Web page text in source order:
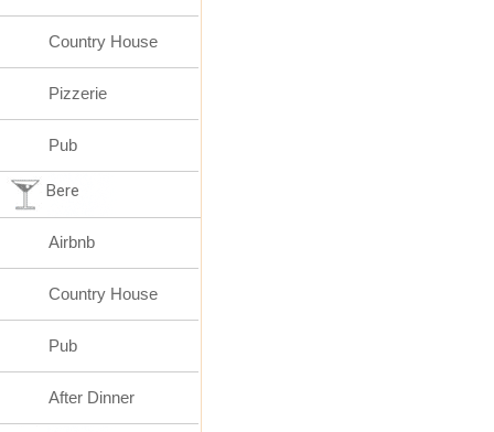
Country House
Pizzerie
Pub
Bere
Airbnb
Country House
Pub
After Dinner